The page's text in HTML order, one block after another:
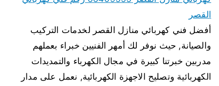
القصر
أفضل فني كهربائي منازل القصر لخدمات التركيب
والصيانة, حيث نوفر لك أمهر الفنيين خبراء بعملهم
مدربين خبرتنا كبيرة في مجال الكهرباء والتمديدات
الكهربائية وتصليح الاجهزة الكهربائية, نعمل على مدار